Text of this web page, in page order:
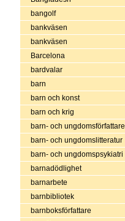
bangolf
bankväsen
bankväsen
Barcelona
bardvalar
barn
barn och konst
barn och krig
barn- och ungdomsförfattare
barn- och ungdomslitteratur
barn- och ungdomspsykiatri
barnadödlighet
barnarbete
barnbibliotek
barnboksförfattare